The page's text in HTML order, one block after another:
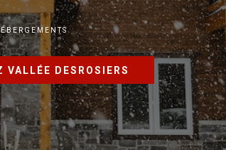
VALLÉE DESROSIERS